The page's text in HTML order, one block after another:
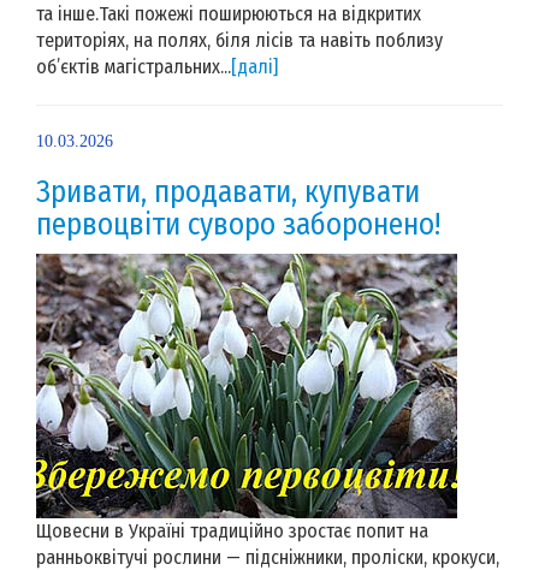
та інше.Такі пожежі поширюються на відкритих
територіях, на полях, біля лісів та навіть поблизу
об’єктів магістральних...[далі]
10.03.2026
Зривати, продавати, купувати
первоцвіти суворо заборонено!
Щовесни в Україні традиційно зростає попит на
ранньоквітучі рослини — підсніжники, проліски, крокуси,